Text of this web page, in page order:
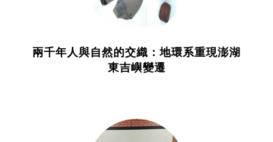
兩千年人與自然的交織：地環系重現澎湖
東吉嶼變遷